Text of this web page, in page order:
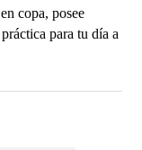
copa, posee
para tu día a
que juntos te
haciendo
en lavadora